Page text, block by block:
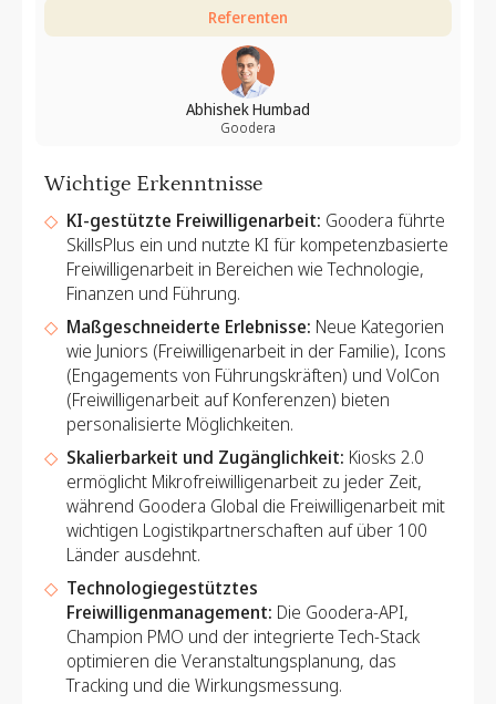
Referenten
Abhishek Humbad
Goodera
Wichtige Erkenntnisse
KI-gestützte Freiwilligenarbeit: Goodera führte
SkillsPlus ein und nutzte KI für kompetenzbasierte
Freiwilligenarbeit in Bereichen wie Technologie,
Finanzen und Führung.
Maßgeschneiderte Erlebnisse: Neue Kategorien
wie Juniors (Freiwilligenarbeit in der Familie), Icons
(Engagements von Führungskräften) und VolCon
(Freiwilligenarbeit auf Konferenzen) bieten
personalisierte Möglichkeiten.
Skalierbarkeit und Zugänglichkeit: Kiosks 2.0
ermöglicht Mikrofreiwilligenarbeit zu jeder Zeit,
während Goodera Global die Freiwilligenarbeit mit
wichtigen Logistikpartnerschaften auf über 100
Länder ausdehnt.
Technologiegestütztes
Freiwilligenmanagement: Die Goodera-API,
Champion PMO und der integrierte Tech-Stack
optimieren die Veranstaltungsplanung, das
Tracking und die Wirkungsmessung.